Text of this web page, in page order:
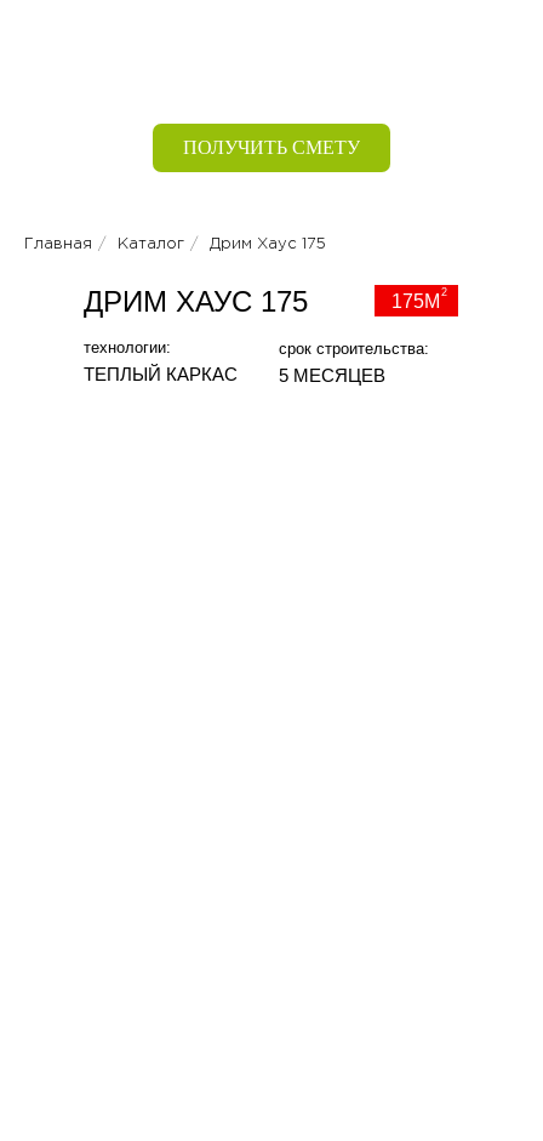
ПОЛУЧИТЬ СМЕТУ
Главная / Каталог / Дрим Хаус 175
175М 2
технологии:
ТЕПЛЫЙ КАРКАС
срок строительства:
5 МЕСЯЦЕВ
ДРИМ ХАУС 175